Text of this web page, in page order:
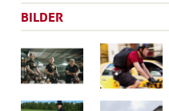
BILDER